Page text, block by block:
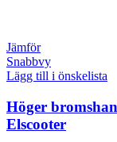
Jämför
Snabbvy
Lägg till i önskelista
Höger
Elscooter